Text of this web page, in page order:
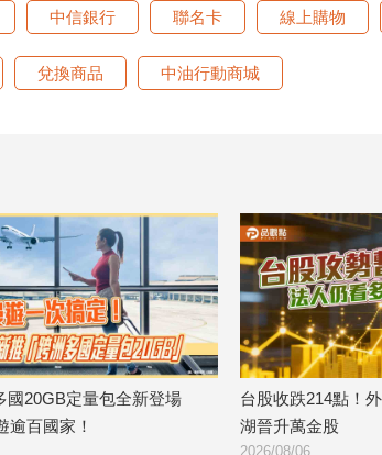
中信銀行 聯名卡 線上購物
兌換商品 中油行動商城
登場
台股收跌214點！外資小買20億 股后川